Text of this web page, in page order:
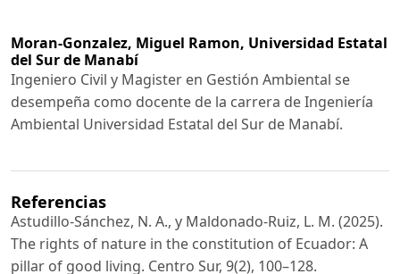
Moran-Gonzalez, Miguel Ramon, Universidad Estatal
del Sur de Manabí
Ingeniero Civil y Magister en Gestión Ambiental se
desempeña como docente de la carrera de Ingeniería
Ambiental Universidad Estatal del Sur de Manabí.
Referencias
Astudillo-Sánchez, N. A., y Maldonado-Ruiz, L. M. (2025).
The rights of nature in the constitution of Ecuador: A
pillar of good living. Centro Sur, 9(2), 100–128.